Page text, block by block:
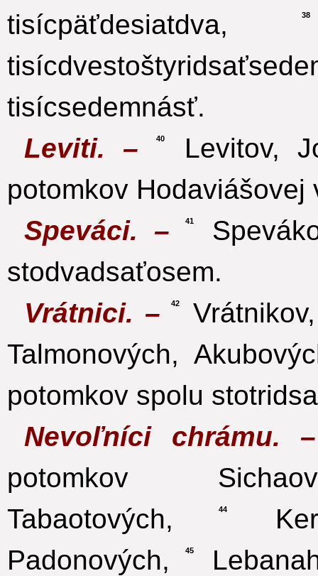
tisícpäťdesiatdva,
38
tisícsedemnásť.
Leviti. –
40
Levitov,
potomkov Hodaviášovej
Speváci. –41
stodvadsaťosem.
Vrátnici. –42
Talmonových,
potomkov spolu
Nevoľníci chrámu.
potomkov
Tabaotových,
44
Padonových,
45